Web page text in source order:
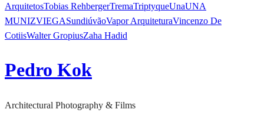
ArquitetosTobias RehbergerTremaTriptyqueUnaUNA
MUNIZVIEGASundiúvãoVapor ArquiteturaVincenzo De
CotiisWalter GropiusZaha Hadid
Pedro Kok
Architectural Photography & Films